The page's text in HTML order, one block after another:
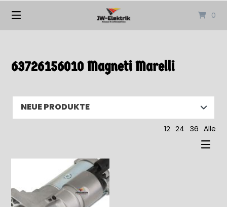
0
63726156010 Magneti Marelli
12 24 36 Alle